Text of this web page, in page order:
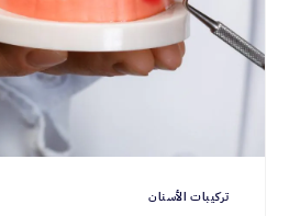
تركيبات الأسنان